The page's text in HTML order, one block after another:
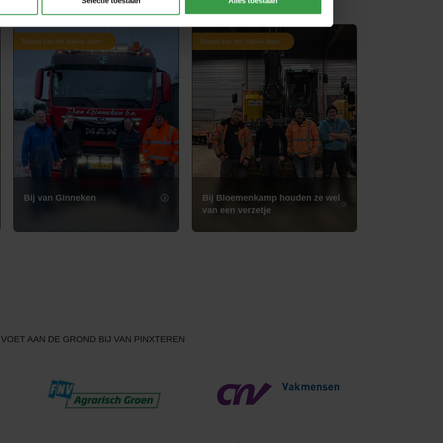
Maand van het bakkie doen
Bij van Ginneken
Maand van het bakkie doen
Bij Bloemenkamp houden ze wel
van een verzetje
VOET AAN DE GROND BIJ VAN PINXTEREN